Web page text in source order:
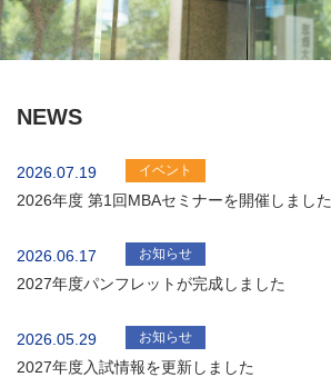
NEWS
2026.07.19 イベント
2026年度 第1回MBAセミナーを開催しました
2026.06.17 お知らせ
2027年度パンフレットが完成しました
2026.05.29 お知らせ
2027年度入試情報を更新しました